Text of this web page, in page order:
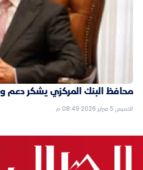
محافظ البنك المركزي يشكر دعم
الخميس 5 فبراير 2026 08:49 م